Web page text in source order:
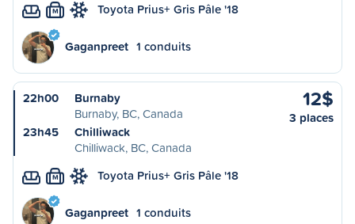
M Toyota Prius+ Gris Pâle '18
Gaganpreet 1 conduits
22h00
Burnaby
Burnaby, BC, Canada
23h45
Chilliwack
Chilliwack, BC, Canada
12$
3 places
M Toyota Prius+ Gris Pâle '18
Gaganpreet 1 conduits